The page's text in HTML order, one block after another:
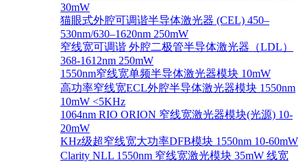
30mW
猫眼式外腔可调谐半导体激光器 (CEL) 450–
530nm/630–1620nm 250mW
窄线宽可调谐 外腔二极管半导体激光器（LDL）
368-1612nm 250mW
1550nm窄线宽单频半导体激光器模块 10mW
高功率窄线宽ECL外腔半导体激光器模块 1550nm
10mW <5KHz
1064nm RIO ORION 窄线宽激光器模块(光源) 10-
20mW
KHz级超窄线宽大功率DFB模块 1550nm 10-60mW
Clarity NLL 1550nm 窄线宽激光模块 35mW 线宽